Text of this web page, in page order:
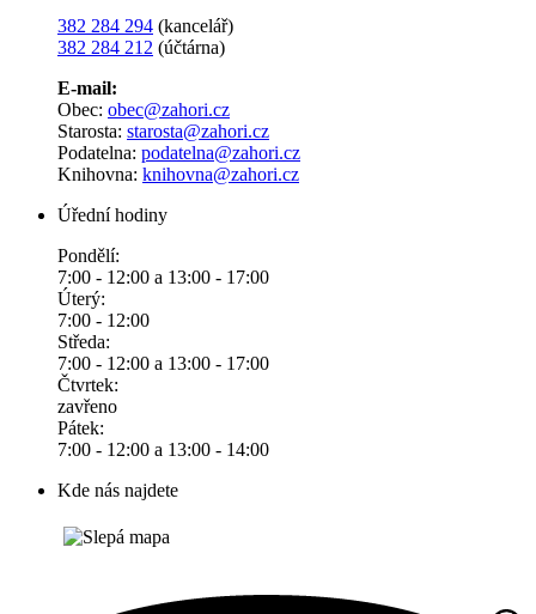
382 284 294 (kancelář)
382 284 212 (účtárna)
E-mail:
Obec: obec@zahori.cz
Starosta: starosta@zahori.cz
Podatelna: podatelna@zahori.cz
Knihovna: knihovna@zahori.cz
Úřední hodiny
Pondělí:
7:00 - 12:00 a 13:00 - 17:00
Úterý:
7:00 - 12:00
Středa:
7:00 - 12:00 a 13:00 - 17:00
Čtvrtek:
zavřeno
Pátek:
7:00 - 12:00 a 13:00 - 14:00
Kde nás najdete